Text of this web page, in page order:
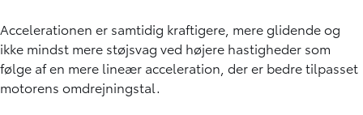
Accelerationen er samtidig kraftigere, mere glidende og
ikke mindst mere støjsvag ved højere hastigheder som
følge af en mere lineær acceleration, der er bedre tilpasset
motorens omdrejningstal.